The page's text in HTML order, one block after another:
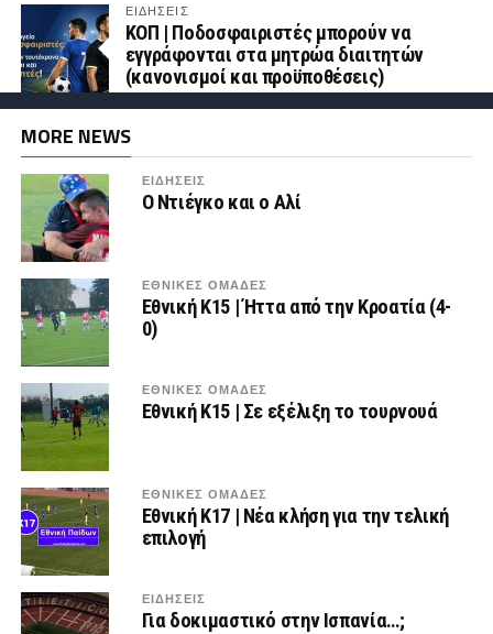
ΕΙΔΗΣΕΙΣ
ΚΟΠ | Ποδοσφαιριστές μπορούν να
εγγράφονται στα μητρώα διαιτητών
(κανονισμοί και προϋποθέσεις)
MORE NEWS
ΕΙΔΗΣΕΙΣ
Ο Ντιέγκο και ο Αλί
ΕΘΝΙΚΕΣ ΟΜΑΔΕΣ
Εθνική Κ15 | Ήττα από την Κροατία (4-
0)
ΕΘΝΙΚΕΣ ΟΜΑΔΕΣ
Εθνική Κ15 | Σε εξέλιξη το τουρνουά
ΕΘΝΙΚΕΣ ΟΜΑΔΕΣ
Εθνική Κ17 | Νέα κλήση για την τελική
επιλογή
ΕΙΔΗΣΕΙΣ
Για δοκιμαστικό στην Ισπανία…;